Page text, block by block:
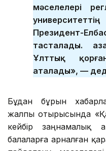
мәселелері
Президент-
тасталады.
Ұлттық
аталады», —
Бұдан бұрын
жалпы отырысында
кейбір заңнамалық
балаларға арналған